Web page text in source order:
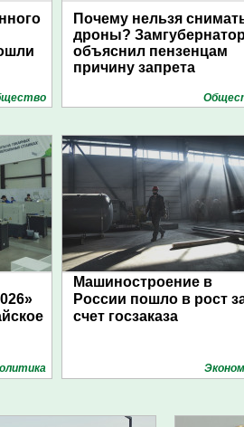
Почему нельзя
дроны?
объяснил пензенцам
причину запрета
Машиностроение в
России пошло в рост
счет госзаказа